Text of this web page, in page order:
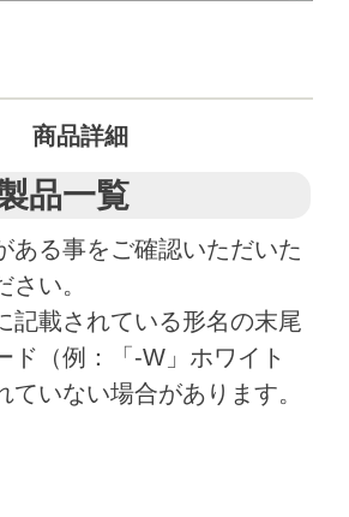
商品詳細
品一覧
ある事をご確認いただいた
さい。
記載されている形名の末尾
ド（例：「-W」ホワイト
ていない場合があります。